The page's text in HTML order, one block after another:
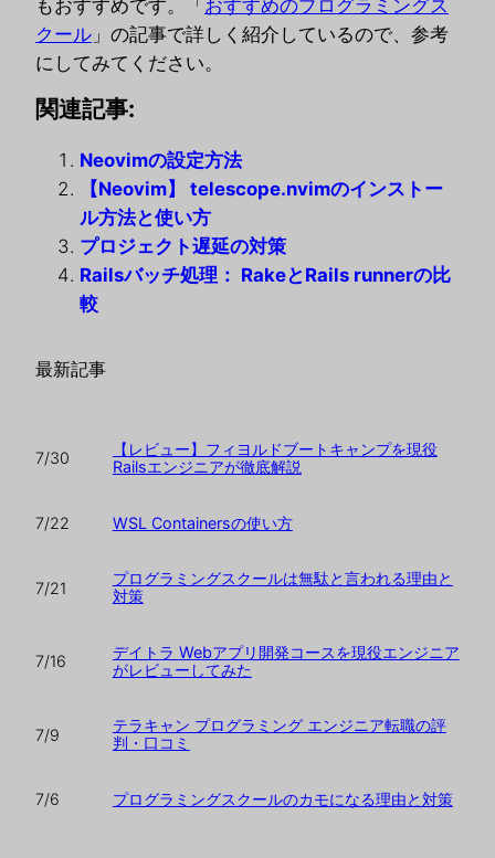
もおすすめです。「 おすすめのプログラミングス
クール 」の記事で詳しく紹介しているので、参考
にしてみてください。
関連記事:
Neovimの設定方法
【Neovim】 telescope.nvimのインストー
ル方法と使い方
プロジェクト遅延の対策
Railsバッチ処理： RakeとRails runnerの比
較
最新記事
7/30
【レビュー】フィヨルドブートキャンプを現役
Railsエンジニアが徹底解説
7/22 WSL Containersの使い方
7/21
プログラミングスクールは無駄と言われる理由と
対策
7/16
デイトラ Webアプリ開発コースを現役エンジニア
がレビューしてみた
7/9
テラキャン プログラミング エンジニア転職の評
判・口コミ
7/6 プログラミングスクールのカモになる理由と対策